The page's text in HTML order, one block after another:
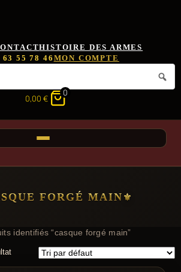
HISTOIRE DES ARMES
63 55 78 46 MON COMPTE
0,00 €
0
FORGÉ MAIN
identifiés “casque forgé main”